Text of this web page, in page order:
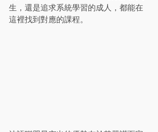
生，還是追求系統學習的成人，都能在
這裡找到對應的課程。